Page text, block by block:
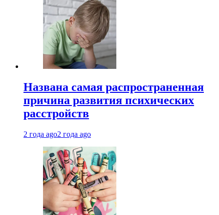
Названа самая распространенная
причина развития психических
расстройств
2 года ago2 года ago